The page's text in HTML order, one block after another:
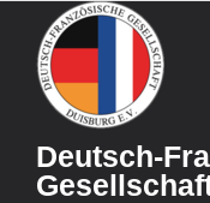
content
Deutsch-